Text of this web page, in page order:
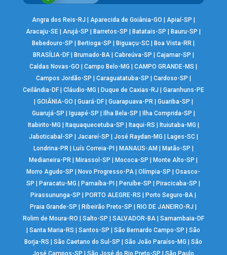
Angra dos Reis-RJ Aparecida de Goiânia-GO Apiaí-SP
Aracaju-SE |Arujá-SP Barretos-SP Batatais-SP Bauru-SP
Bebedouro-SP
Bertioga-SP Biguaçu-SC Boa Vista-RR
BRASÍLIA-DF| Brumado-BA| Cabreúva-SP Cajamar-SP
Caldas Novas-GO
|Campo Belo-MG |CAMPO GRANDE-MS
Campos Jordão-SP
Caraguatatuba-SP Cardoso-SP
Ceilândia-DF| Cláudio-MG Duque de Caxias-RJ
Garanhuns-PE
GOIÂNIA-GO Guará-DF| Guarapuava-PR| Guariba-SP
Guarujá-SP
Iguapé-SP Ilha Bela-SP Ilha Comprida-SP
Itabirito-MG
Itaquaquecetuba-SP Itaqui-RS Ituiutaba-MG
Jaboticabal-SP
Jacareí-SP José Raydan-MG Lages-SC|
Londrina-PR| Luís Correia-PI MANAUS-AM Matão-SP
Medianeira-PR
Mirassol-SP Mococa-SP Monte Alto-SP
Morro Agudo-SP
Novo Progresso-PA |Olímpia-SP |Osasco-
SP
Paracatu-MG Parnaíba-PI Peruíbe-SP Piracicaba-SP
Pirassununga-SP
PORTO ALEGRE-RS Porto Seguro-BA
Praia Grande-SP
Ribeirão Preto-SP RIO DE JANEIRO-RJ
Rolim de Moura-RO
Salto-SP SALVADOR-BA| Samambaia-DF
|Santa Maria-RS |Santos-SP |São Bernardo Campo-SP |São
Borja-RS
|São Caetano do Sul-SP |São João Paraíso-MG |São